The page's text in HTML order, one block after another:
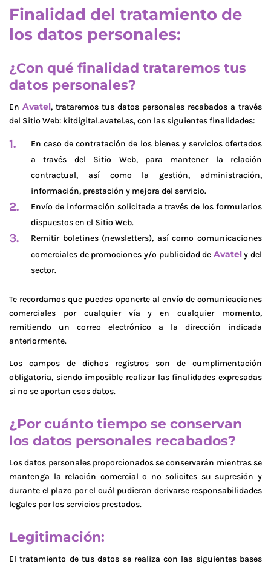
Finalidad del tratamiento de
los datos personales:
¿Con qué finalidad trataremos tus
datos personales?
En Avatel, trataremos tus datos personales recabados a través
del Sitio Web: kitdigital.avatel.es, con las siguientes finalidades:
En caso de contratación de los bienes y servicios ofertados
a través del Sitio Web, para mantener la relación
contractual, así como la gestión, administración,
información, prestación y mejora del servicio.
Envío de información solicitada a través de los formularios
dispuestos en el Sitio Web.
Remitir boletines (newsletters), así como comunicaciones
comerciales de promociones y/o publicidad de Avately del
sector.
Te recordamos que puedes oponerte al envío de comunicaciones
comerciales por cualquier vía y en cualquier momento,
remitiendo un correo electrónico a la dirección indicada
anteriormente.
Los campos de dichos registros son de cumplimentación
obligatoria, siendo imposible realizar las finalidades expresadas
si no se aportan esos datos.
¿Por cuánto tiempo se conservan
los datos personales recabados?
Los datos personales proporcionados se conservarán mientras se
mantenga la relación comercial o no solicites su supresión y
durante el plazo por el cuál pudieran derivarse responsabilidades
legales por los servicios prestados.
Legitimación:
El tratamiento de tus datos se realiza con las siguientes bases